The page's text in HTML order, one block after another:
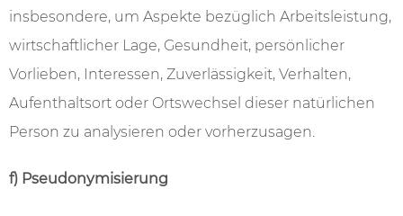
insbesondere, um Aspekte bezüglich Arbeitsleistung,
wirtschaftlicher Lage, Gesundheit, persönlicher
Vorlieben, Interessen, Zuverlässigkeit, Verhalten,
Aufenthaltsort oder Ortswechsel dieser natürlichen
Person zu analysieren oder vorherzusagen.
f) Pseudonymisierung